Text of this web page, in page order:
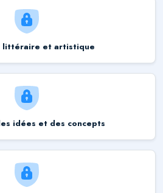
littéraire et artistique
idées et des concepts